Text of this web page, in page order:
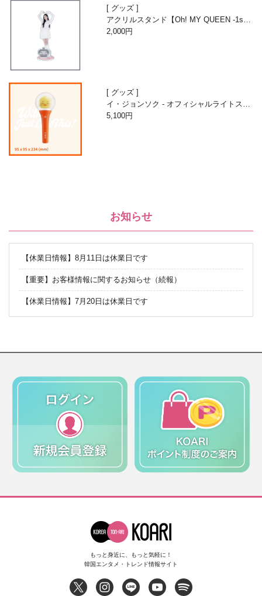
グッズ
アクリルスタンド【Oh! MY QUEEN -1st A
nniversary with Beans-】
2,000円
グッズ
イ・ジョンソク - オフィシャルライトステ
ィック
5,100円
お知らせ
【休業日情報】8月11日は休業日です
【重要】お客様情報に関するお知らせ（続報）
【休業日情報】7月20日は休業日です
もっと身近に、もっと気軽に！
韓国エンタメ・トレンド情報サイト